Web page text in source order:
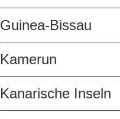
Guinea-Bissau
Kamerun
Kanarische Inseln